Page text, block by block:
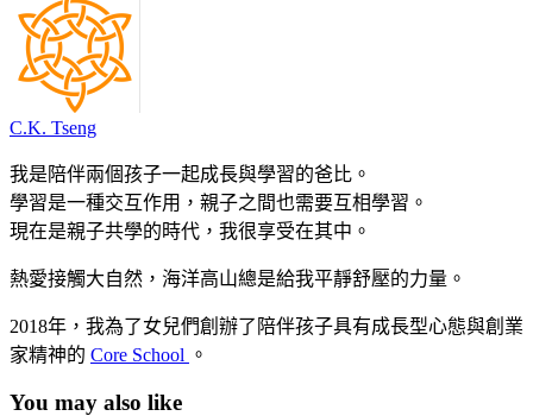
C.K. Tseng
我是陪伴兩個孩子一起成長與學習的爸比。
學習是一種交互作用，親子之間也需要互相學習。
現在是親子共學的時代，我很享受在其中。
熱愛接觸大自然，海洋高山總是給我平靜舒壓的力量。
2018年，我為了女兒們創辦了陪伴孩子具有成長型心態與創業
家精神的 Core School 。
You may also like